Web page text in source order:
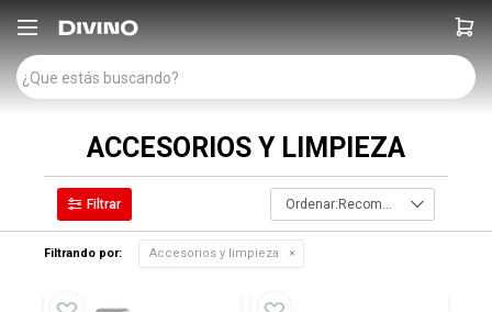

ACCESORIOS Y LIMPIEZA
Recomendados
Filtrando por: Accesorios y limpieza